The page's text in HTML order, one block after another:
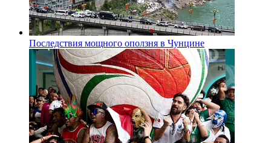
Последствия мощного оползня в Чунцине